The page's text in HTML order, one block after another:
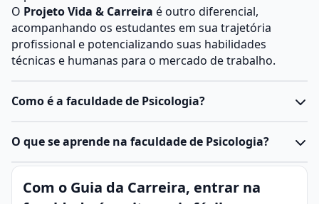
O Projeto Vida & Carreira é outro diferencial,
acompanhando os estudantes em sua trajetória
profissional e potencializando suas habilidades
técnicas e humanas para o mercado de trabalho.
Como é a faculdade de Psicologia?
O curso de Psicologia na USJTtem uma abordagem
Disciplinas como Psicologia clínica, Psicologia social e
Psicologia organizacional fazem parte de um currículo
O que se aprende na faculdade de Psicologia?
Ao longo do curso, os estudantes mergulham em
teorias psicológicas, métodos de pesquisa e
Com o Guia da Carreira, entrar na